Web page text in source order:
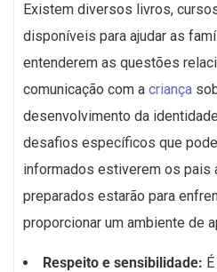
Existem diversos livros,
disponíveis para ajudar as
entenderem as questões
comunicação com a criança
desenvolvimento da
desafios específicos que
informados estiverem os pais
preparados estarão para
proporcionar um ambiente de
Respeito e sensibilidade: